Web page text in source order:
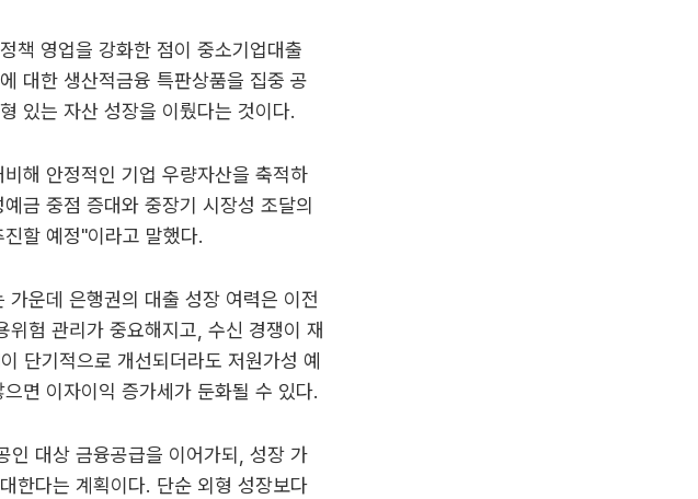
책 영업을 강화한 점이 중소기업대출
대한 생산적금융 특판상품을 집중 공
있는 자산 성장을 이뤘다는 것이다.
해 안정적인 기업 우량자산을 축적하
금 중점 증대와 중장기 시장성 조달의
할 예정"이라고 말했다.
운데 은행권의 대출 성장 여력은 이전
험 관리가 중요해지고, 수신 경쟁이 재
단기적으로 개선되더라도 저원가성 예
면 이자이익 증가세가 둔화될 수 있다.
인 대상 금융공급을 이어가되, 성장 가
한다는 계획이다. 단순 외형 성장보다